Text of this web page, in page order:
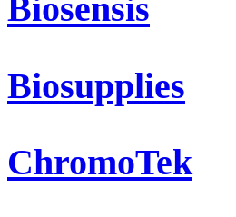
Biosensis
Biosupplies
ChromoTek